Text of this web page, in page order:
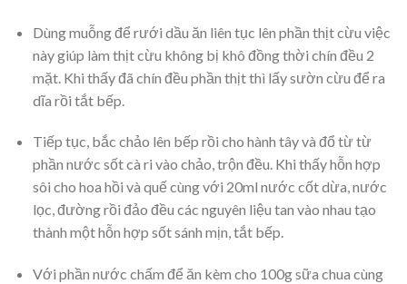
Dùng muỗng để rưới dầu ăn liên tục lên phần thịt cừu việc
này giúp làm thịt cừu không bị khô đồng thời chín đều 2
mặt. Khi thấy đã chín đều phần thịt thì lấy sườn cừu để ra
dĩa rồi tắt bếp.
Tiếp tục, bắc chảo lên bếp rồi cho hành tây và đổ từ từ
phần nước sốt cà ri vào chảo, trộn đều. Khi thấy hỗn hợp
sôi cho hoa hồi và quế cùng với 20ml nước cốt dừa, nước
lọc, đường rồi đảo đều các nguyên liệu tan vào nhau tạo
thành một hỗn hợp sốt sánh mịn, tắt bếp.
Với phần nước chấm để ăn kèm cho 100g sữa chua cùng